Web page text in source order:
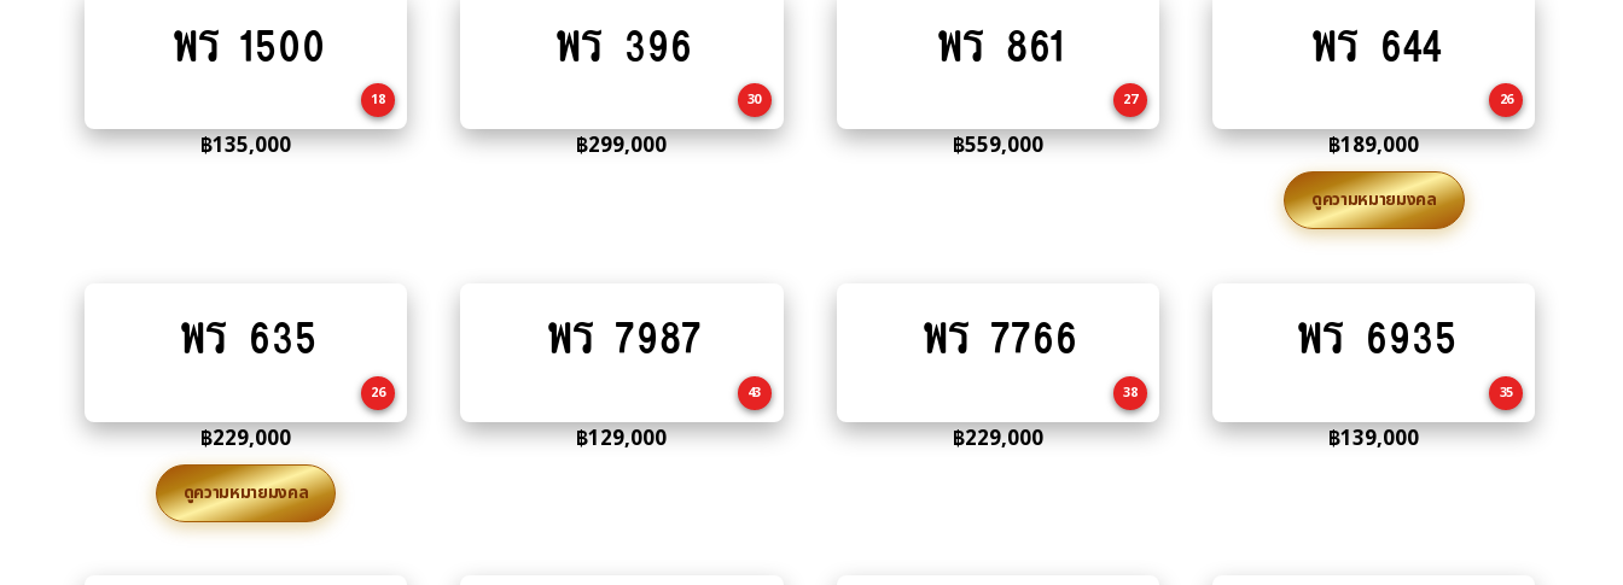
to
พร 1500
18
฿135,000
to
พร 396
30
฿299,000
to
พร 861
27
฿559,000
to
พร 644
26
฿189,000
ดูความหมายมงคล
to
พร 635
26
฿229,000
ดูความหมายมงคล
to
พร 7987
43
฿129,000
to
พร 7766
38
฿229,000
to
พร 6935
35
฿139,000